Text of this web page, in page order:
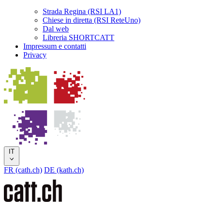
Strada Regina (RSI LA1)
Chiese in diretta (RSI ReteUno)
Dal web
Libreria SHORTCATT
Impressum e contatti
Privacy
IT
FR (cath.ch) DE (kath.ch)